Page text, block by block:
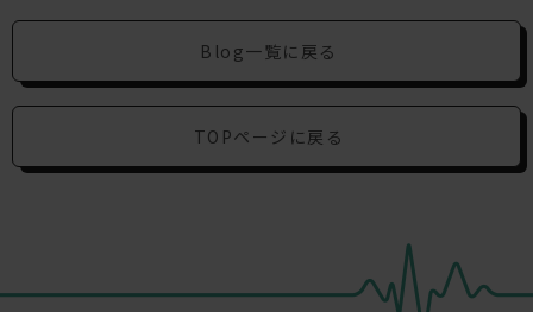
Blog一覧に戻る
TOPページに戻る